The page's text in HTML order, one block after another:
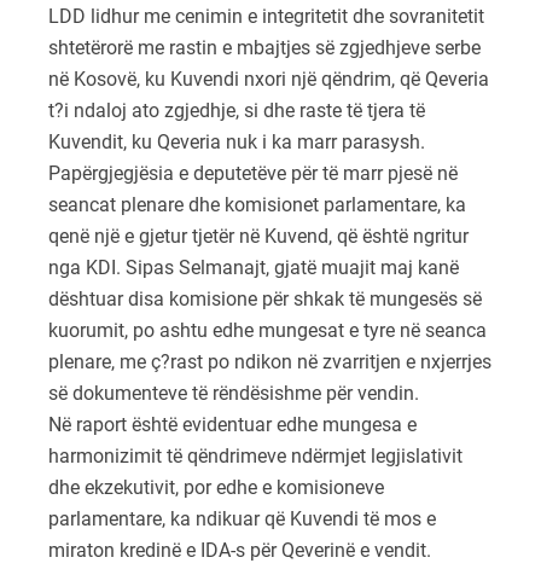
LDD lidhur me cenimin e integritetit dhe sovranitetit
shtetërorë me rastin e mbajtjes së zgjedhjeve serbe
në Kosovë, ku Kuvendi nxori një qëndrim, që Qeveria
t?i ndaloj ato zgjedhje, si dhe raste të tjera të
Kuvendit, ku Qeveria nuk i ka marr parasysh.
Papërgjegjësia e deputetëve për të marr pjesë në
seancat plenare dhe komisionet parlamentare, ka
qenë një e gjetur tjetër në Kuvend, që është ngritur
nga KDI. Sipas Selmanajt, gjatë muajit maj kanë
dështuar disa komisione për shkak të mungesës së
kuorumit, po ashtu edhe mungesat e tyre në seanca
plenare, me ç?rast po ndikon në zvarritjen e nxjerrjes
së dokumenteve të rëndësishme për vendin.
Në raport është evidentuar edhe mungesa e
harmonizimit të qëndrimeve ndërmjet legjislativit
dhe ekzekutivit, por edhe e komisioneve
parlamentare, ka ndikuar që Kuvendi të mos e
miraton kredinë e IDA-s për Qeverinë e vendit.